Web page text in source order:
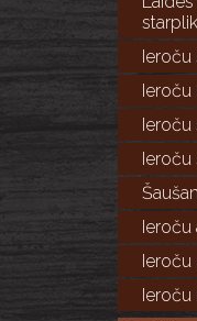
Ieroču
Ieroču
Ieroču
Ieroču
Ieroču
Ieroču
Ieroču